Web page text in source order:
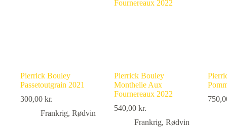
Pierrick Bouley
Passetoutgrain 2021
300,00 kr.
Frankrig, Rødvin
Pierrick Bouley
Monthelie Aux
Fournereaux 2022
540,00 kr.
Frankrig, Rødvin